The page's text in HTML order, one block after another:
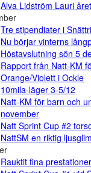
Alva Lidström Lauri
Tre stipendiater i
Nu börjar vinterns
Höstavslutning sön 5
Rapport från Natt-KM
Orange/Violett i Ockle
10mila-läger 3-5/12
Natt-KM för barn och
november
Natt Sprint Cup #2
NattSM en riktig
Rauktit fina